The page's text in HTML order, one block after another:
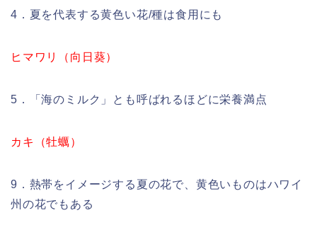
4．夏を代表する黄色い花/種は食用にも
ヒマワリ（向日葵）
5．「海のミルク」とも呼ばれるほどに栄養満点
カキ（牡蠣）
9．熱帯をイメージする夏の花で、黄色いものはハワイ
州の花でもある